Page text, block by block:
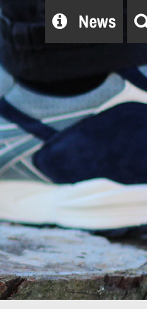
News